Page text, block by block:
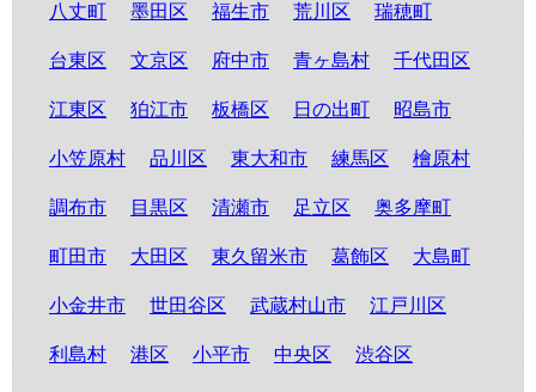
八丈町 墨田区 福生市 荒川区 瑞穂町
台東区 文京区 府中市 青ヶ島村 千代田区
江東区 狛江市 板橋区 日の出町 昭島市
小笠原村 品川区 東大和市 練馬区 檜原村
調布市 目黒区 清瀬市 足立区 奥多摩町
町田市 大田区 東久留米市 葛飾区 大島町
小金井市 世田谷区 武蔵村山市 江戸川区
利島村 港区 小平市 中央区 渋谷区